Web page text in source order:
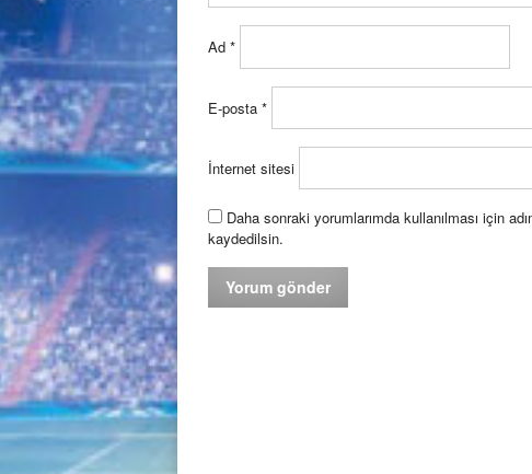
Ad *
E-posta *
İnternet sitesi
Daha sonraki yorumlarımda kullanılması için
kaydedilsin.